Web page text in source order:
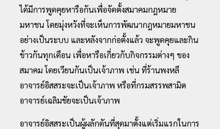
ได้มีการพูดคุยหารือกันเพื่อจัดตั้งสมาคมกฎหมาย
มหาชน โดยมุ่งหวังที่จะเห็นการพัฒนากฎหมายมหาชน
อย่างเป็นระบบ และหลังจากก่อตั้งแล้ว จะพูดคุยและกิน
ข้าวกันทุกเดือน เพื่อหารือเกี่ยวกับกิจกรรมต่างๆ ของ
สมาคม โดยเวียนกันเป็นเจ้าภาพ เช่น ที่ร้านพงหลี
อาจารย์อิสสระจะเป็นเจ้าภาพ หรือที่กรมสรรพสามิต
อาจารย์เฉลิมชัยจะเป็นเจ้าภาพ
อาจารย์อิสสระเป็นผู้ผลักดันที่สุดมาตั้งแต่เริ่มแรกในการ